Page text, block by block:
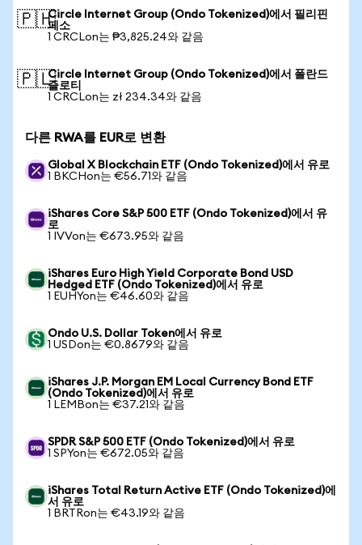
🇵🇭Circle Internet Group (Ondo Tokenized)에서 필리핀
페소
1 CRCLon는 ₱3,825.24와 같음
🇵🇱Circle Internet Group (Ondo Tokenized)에서 폴란드
즐로티
1 CRCLon는 zł 234.34와 같음
다른 RWA를 EUR로 변환
Global X Blockchain ETF (Ondo Tokenized)에서 유로
1 BKCHon는 €56.71와 같음
iShares Core S&P 500 ETF (Ondo Tokenized)에서 유
로
1 IVVon는 €673.95와 같음
iShares Euro High Yield Corporate Bond USD
Hedged ETF (Ondo Tokenized)에서 유로
1 EUHYon는 €46.60와 같음
Ondo U.S. Dollar Token에서 유로
1 USDon는 €0.8679와 같음
iShares J.P. Morgan EM Local Currency Bond ETF
(Ondo Tokenized)에서 유로
1 LEMBon는 €37.21와 같음
SPDR S&P 500 ETF (Ondo Tokenized)에서 유로
1 SPYon는 €672.05와 같음
iShares Total Return Active ETF (Ondo Tokenized)에
서 유로
1 BRTRon는 €43.19와 같음